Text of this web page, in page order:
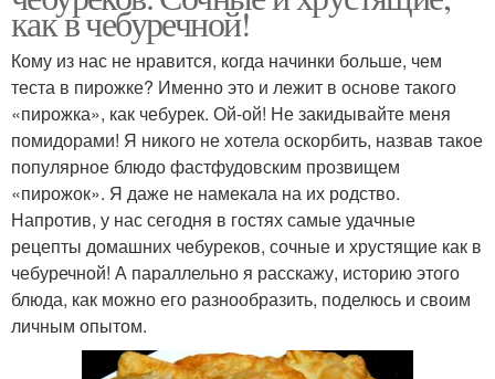
как в чебуречной!
Кому из нас не нравится, когда начинки больше, чем
теста в пирожке? Именно это и лежит в основе такого
«пирожка», как чебурек. Ой-ой! Не закидывайте меня
помидорами! Я никого не хотела оскорбить, назвав такое
популярное блюдо фастфудовским прозвищем
«пирожок». Я даже не намекала на их родство.
Напротив, у нас сегодня в гостях самые удачные
рецепты домашних чебуреков, сочные и хрустящие как в
чебуречной! А параллельно я расскажу, историю этого
блюда, как можно его разнообразить, поделюсь и своим
личным опытом.